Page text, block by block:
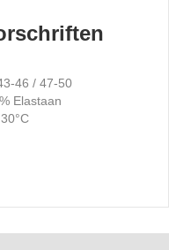
46 / 47-50
Elastaan